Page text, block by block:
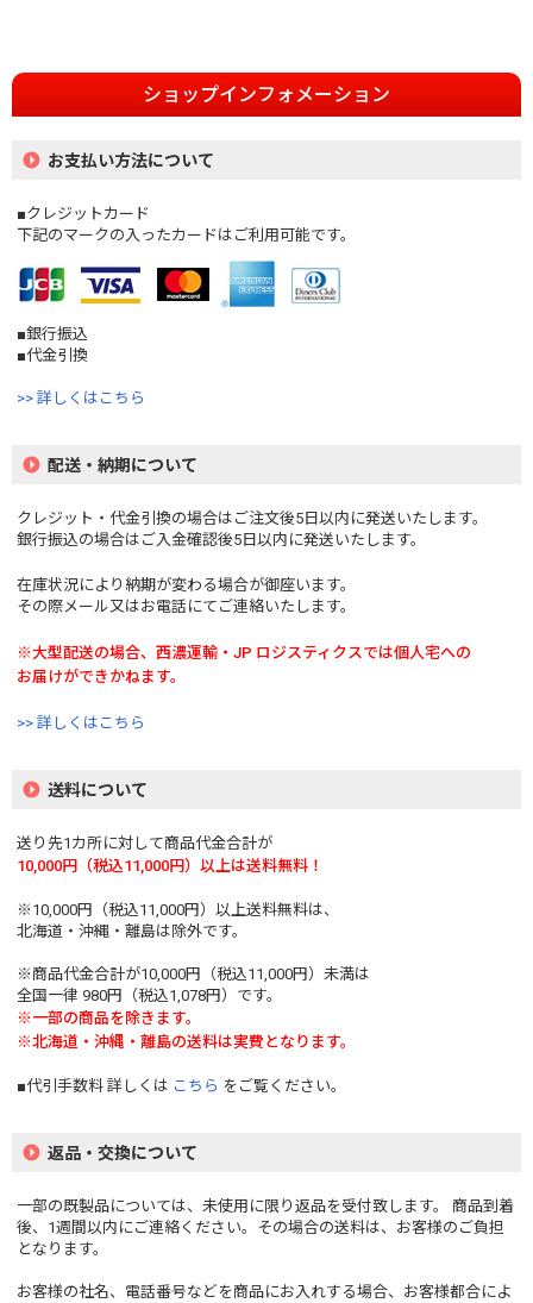
ショップインフォメーション
お支払い方法について
■クレジットカード
下記のマークの入ったカードはご利用可能です。
■銀行振込
■代金引換
>> 詳しくはこちら
配送・納期について
クレジット・代金引換の場合はご注文後5日以内に発送いたします。
銀行振込の場合はご入金確認後5日以内に発送いたします。
在庫状況により納期が変わる場合が御座います。
その際メール又はお電話にてご連絡いたします。
※大型配送の場合、西濃運輸・JP ロジスティクスでは個人宅への
お届けができかねます。
>> 詳しくはこちら
送料について
送り先1カ所に対して商品代金合計が
10,000円（税込11,000円）以上は送料無料！
※10,000円（税込11,000円）以上送料無料は、
北海道・沖縄・離島は除外です。
※商品代金合計が10,000円（税込11,000円）未満は
全国一律 980円（税込1,078円）です。
※一部の商品を除きます。
※北海道・沖縄・離島の送料は実費となります。
■代引手数料 詳しくは こちら をご覧ください。
返品・交換について
一部の既製品については、未使用に限り返品を受付致します。 商品到着
後、1週間以内にご連絡ください。その場合の送料は、お客様のご負担
となります。
お客様の社名、電話番号などを商品にお入れする場合、お客様都合によ